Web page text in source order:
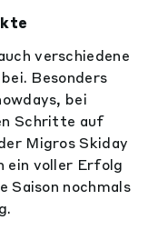
verschiedene
Besonders
bei
Schritte auf
Migros Skiday
ein voller Erfolg
Saison nochmals